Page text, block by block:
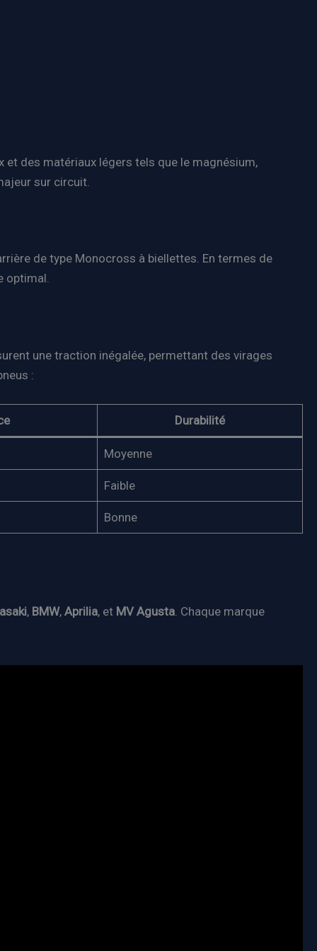
et des matériaux légers tels que le magnésium,
sur circuit.
de type Monocross à biellettes. En termes de
optimal.
une traction inégalée, permettant des virages
:
Durabilité
Moyenne
Faible
Bonne
, BMW, Aprilia, et MV Agusta. Chaque marque